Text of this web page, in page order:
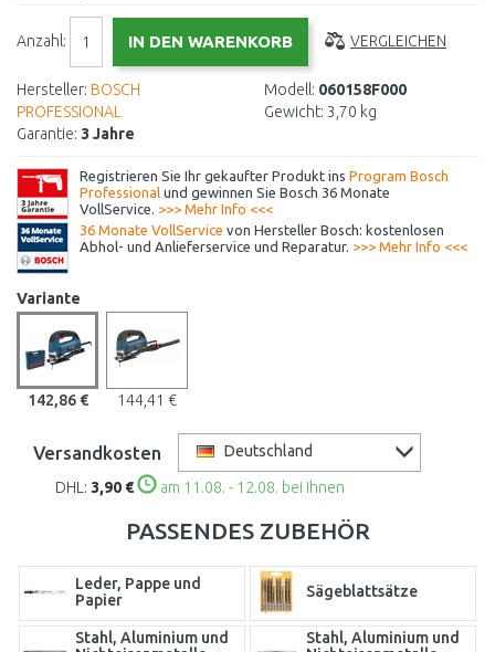
Anzahl: VERGLEICHEN
Hersteller: BOSCH
PROFESSIONAL
Garantie: 3 Jahre
Modell: 060158F000
Gewicht: 3,70 kg
Registrieren Sie Ihr gekaufter Produkt ins Program Bosch
Professional und gewinnen Sie Bosch 36 Monate
VollService. >>> Mehr Info <<<
36 Monate VollService von Hersteller Bosch: kostenlosen
Abhol- und Anlieferservice und Reparatur. >>> Mehr Info <<<
Variante
142,86 € 144,41 €
Versandkosten Deutschland
DHL: 3,90 € am 11.08. - 12.08. bei Ihnen
PASSENDES ZUBEHÖR
Leder, Pappe und
Papier
Sägeblattsätze
Stahl, Aluminium und
Stahl, Aluminium und